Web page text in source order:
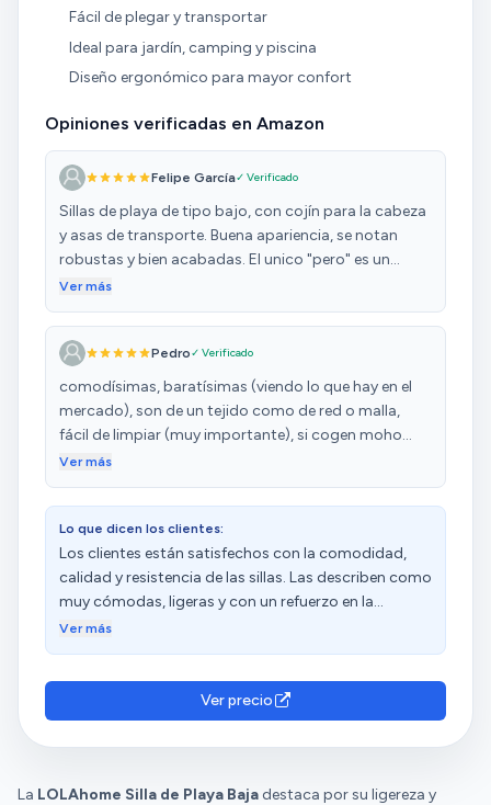
Fácil de plegar y transportar
Ideal para jardín, camping y piscina
Diseño ergonómico para mayor confort
Opiniones verificadas en Amazon
Felipe García✓ Verificado
Sillas de playa de tipo bajo, con cojín para la cabeza
y asas de transporte. Buena apariencia, se notan
robustas y bien acabadas. El unico "pero" es un
asiento algo corto, los muslos apoyan en la
incómodas. En color negro resultan atractivas y
discretas, espero que aguanten bien el trajín de la
playa y el paso del tiempo...
Ver más
Pedro✓ Verificado
comodísimas, baratísimas (viendo lo que hay en el
mercado), son de un tejido como de red o malla,
fácil de limpiar (muy importante), si cogen moho
durante el invierno, les pasa una esponja con jabón y
reposacabezas, aunque parezca una tontería, es
super importante para la comodidad y para las
"dichosas" cervicales, yo, que tengo las cervicales
destrozadas, os puedo asegurar que es algo
imprescindible, tanto si tienes problemas como si no
(para prevenir tenerlos). Estoy muy satisfecha con la
compra
Ver más
Lo que dicen los clientes:
Los clientes están satisfechos con la comodidad,
calidad y resistencia de las sillas. Las describen como
muy cómodas, ligeras y con un refuerzo en la
espalda. Además, destacan su buena relación
estrechas, especialmente el respaldo. Las opiniones
sobre el peso y las posiciones son diversas.
Ver más
Ver precio
La LOLAhome Silla de Playa Baja destaca por su ligereza y